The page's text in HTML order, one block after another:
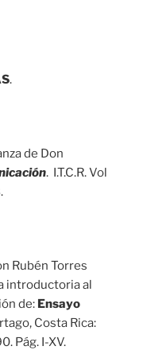
.
de Don
. I.T.C.R. Vol
Rubén Torres
introductoria al
de: Ensayo
Costa Rica:
Pág. I-XV.